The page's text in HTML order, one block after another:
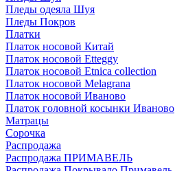
Пледы одеяла Шуя
Пледы Покров
Платки
Платок носовой Китай
Платок носовой Etteggy
Платок носовой Etnica collection
Платок носовой Melagrana
Платок носовой Иваново
Платок головной косынки Иваново
Матрацы
Сорочка
Распродажа
Распродажа ПРИМАВЕЛЬ